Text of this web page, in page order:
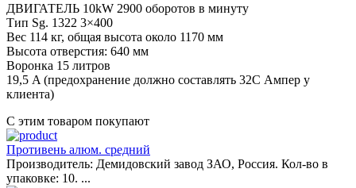
ДВИГАТЕЛЬ 10kW 2900 оборотов в минуту
Тип Sg. 1322 3×400
Вес 114 кг, общая высота около 1170 мм
Высота отверстия: 640 мм
Воронка 15 литров
19,5 A (предохранение должно составлять 32C Ампер у
клиента)
С этим товаром покупают
Противень алюм. средний
Производитель: Демидовский завод ЗАО, Россия. Кол-во в
упаковке: 10. ...